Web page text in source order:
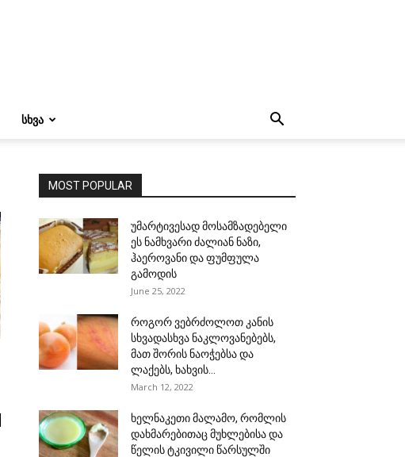
ᲡᲮᲕᲐ
MOST POPULAR
უმარტივესად მოსამზადებელი
ეს ნამხვარი ძალიან ნაზი,
ჰაეროვანი და ფუმფულა
გამოდის
June 25, 2022
როგორ ვებრძოლოთ კანის
სხვადასხვა ნაკლოვანებებს,
მათ შორის ნაოჭებსა და
ლაქებს, ხახვის...
March 12, 2022
ხელნაკეთი მალამო, რომლის
დახმარებითაც მუხლებისა და
წელის ტკივილი წარსულში